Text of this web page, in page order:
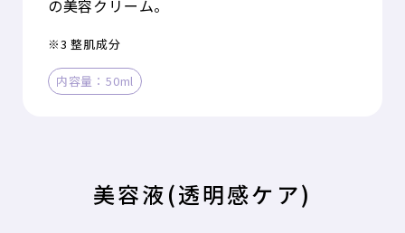
の美容クリーム。
※3 整肌成分
内容量：50ml
美容液(透明感ケア)